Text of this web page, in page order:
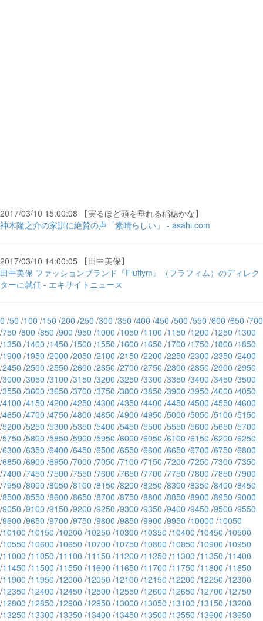
2017/03/10 15:00:08 【実るほど頭を垂れる稲穂かな】
神木隆之介の家訓に絶賛の声「素晴らしい」 - asahi.com
2017/03/10 14:00:05 【田中美保】
田中美保 ファッションブランド『Fluffym』（フラフィム）のディレク
ターに就任 - エキサイトニュース
0 /50 /100 /150 /200 /250 /300 /350 /400 /450 /500 /550 /600 /650 /700
/750 /800 /850 /900 /950 /1000 /1050 /1100 /1150 /1200 /1250 /1300
/1350 /1400 /1450 /1500 /1550 /1600 /1650 /1700 /1750 /1800 /1850
/1900 /1950 /2000 /2050 /2100 /2150 /2200 /2250 /2300 /2350 /2400
/2450 /2500 /2550 /2600 /2650 /2700 /2750 /2800 /2850 /2900 /2950
/3000 /3050 /3100 /3150 /3200 /3250 /3300 /3350 /3400 /3450 /3500
/3550 /3600 /3650 /3700 /3750 /3800 /3850 /3900 /3950 /4000 /4050
/4100 /4150 /4200 /4250 /4300 /4350 /4400 /4450 /4500 /4550 /4600
/4650 /4700 /4750 /4800 /4850 /4900 /4950 /5000 /5050 /5100 /5150
/5200 /5250 /5300 /5350 /5400 /5450 /5500 /5550 /5600 /5650 /5700
/5750 /5800 /5850 /5900 /5950 /6000 /6050 /6100 /6150 /6200 /6250
/6300 /6350 /6400 /6450 /6500 /6550 /6600 /6650 /6700 /6750 /6800
/6850 /6900 /6950 /7000 /7050 /7100 /7150 /7200 /7250 /7300 /7350
/7400 /7450 /7500 /7550 /7600 /7650 /7700 /7750 /7800 /7850 /7900
/7950 /8000 /8050 /8100 /8150 /8200 /8250 /8300 /8350 /8400 /8450
/8500 /8550 /8600 /8650 /8700 /8750 /8800 /8850 /8900 /8950 /9000
/9050 /9100 /9150 /9200 /9250 /9300 /9350 /9400 /9450 /9500 /9550
/9600 /9650 /9700 /9750 /9800 /9850 /9900 /9950 /10000 /10050
/10100 /10150 /10200 /10250 /10300 /10350 /10400 /10450 /10500
/10550 /10600 /10650 /10700 /10750 /10800 /10850 /10900 /10950
/11000 /11050 /11100 /11150 /11200 /11250 /11300 /11350 /11400
/11450 /11500 /11550 /11600 /11650 /11700 /11750 /11800 /11850
/11900 /11950 /12000 /12050 /12100 /12150 /12200 /12250 /12300
/12350 /12400 /12450 /12500 /12550 /12600 /12650 /12700 /12750
/12800 /12850 /12900 /12950 /13000 /13050 /13100 /13150 /13200
/13250 /13300 /13350 /13400 /13450 /13500 /13550 /13600 /13650